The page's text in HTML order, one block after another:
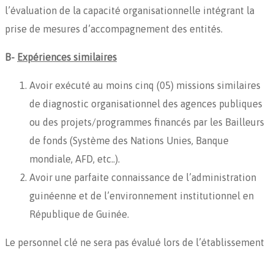
l’évaluation de la capacité organisationnelle intégrant la
prise de mesures d’accompagnement des entités.
B- Expériences similaires
Avoir exécuté au moins cinq (05) missions similaires
de diagnostic organisationnel des agences publiques
ou des projets/programmes financés par les Bailleurs
de fonds (Système des Nations Unies, Banque
mondiale, AFD, etc..).
Avoir une parfaite connaissance de l’administration
guinéenne et de l’environnement institutionnel en
République de Guinée.
Le personnel clé ne sera pas évalué lors de l’établissement